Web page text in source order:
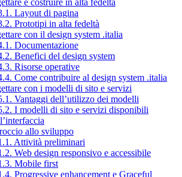
e costruire in alta fedeltà
Layout di pagina
Prototipi in alta fedeltà
con il design system .italia
Documentazione
Benefici del design system
Risorse operative
Come contribuire al design system .italia
con i modelli di sito e servizi
Vantaggi dell’utilizzo dei modelli
I modelli di sito e servizi disponibili
allo sviluppo
Attività preliminari
Web design responsivo e accessibile
Mobile first
Progressive enhancement e Graceful